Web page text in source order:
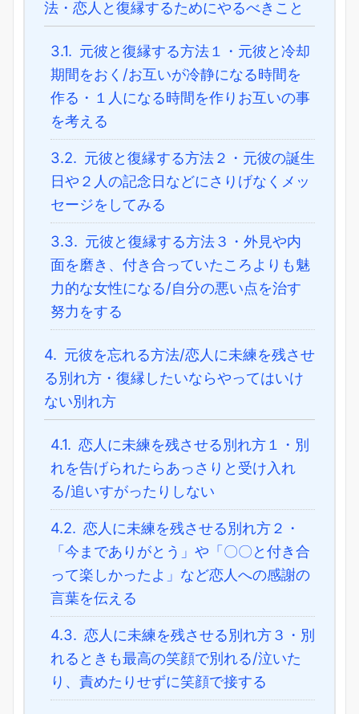
法・恋人と復縁するためにやるべきこと
3.1. 元彼と復縁する方法１・元彼と冷却
期間をおく/お互いが冷静になる時間を
作る・１人になる時間を作りお互いの事
を考える
3.2. 元彼と復縁する方法２・元彼の誕生
日や２人の記念日などにさりげなくメッ
セージをしてみる
3.3. 元彼と復縁する方法３・外見や内
面を磨き、付き合っていたころよりも魅
力的な女性になる/自分の悪い点を治す
努力をする
4. 元彼を忘れる方法/恋人に未練を残させ
る別れ方・復縁したいならやってはいけ
ない別れ方
4.1. 恋人に未練を残させる別れ方１・別
れを告げられたらあっさりと受け入れ
る/追いすがったりしない
4.2. 恋人に未練を残させる別れ方２・
「今までありがとう」や「〇〇と付き合
って楽しかったよ」など恋人への感謝の
言葉を伝える
4.3. 恋人に未練を残させる別れ方３・別
れるときも最高の笑顔で別れる/泣いた
り、責めたりせずに笑顔で接する